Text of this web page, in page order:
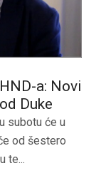
a: Novi
Duke
subotu će u
od šestero
te...